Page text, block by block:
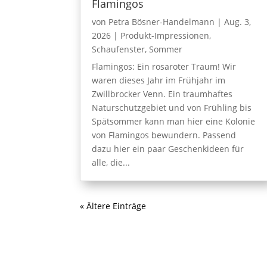
Flamingos
von Petra Bösner-Handelmann |Aug. 3,
2026 | Produkt-Impressionen,
Schaufenster, Sommer
Flamingos: Ein rosaroter Traum! Wir
waren dieses Jahr im Frühjahr im
Zwillbrocker Venn. Ein traumhaftes
Naturschutzgebiet und von Frühling bis
Spätsommer kann man hier eine Kolonie
von Flamingos bewundern. Passend
dazu hier ein paar Geschenkideen für
alle, die...
« Ältere Einträge